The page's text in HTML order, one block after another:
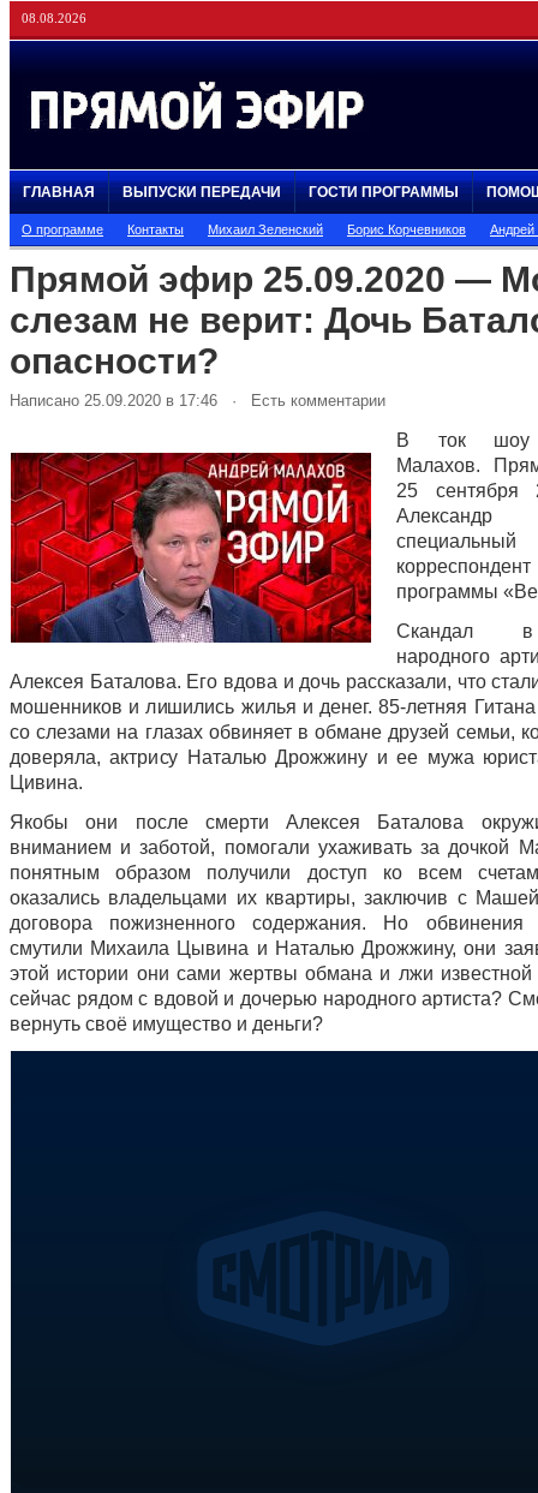
08.08.2026
ГЛАВНАЯ ВЫПУСКИ ПЕРЕДАЧИ ГОСТИ ПРОГРАММЫ
О программе Контакты Михаил Зеленский Борис Корчевников
Прямой эфир 25.09.2020 —
слезам не верит: Дочь
опасности?
Написано 25.09.2020 в 17:46 · Есть комментарии
В ток шоу
Малахов.
25 сентября
Александр
специальный
корреспондент
программы
Скандал
народного
Алексея Баталова. Его вдова и дочь рассказали, что
мошенников и лишились жилья и денег. 85-летняя
со слезами на глазах обвиняет в обмане друзей семьи,
доверяла, актрису Наталью Дрожжину и ее мужа
Цивина.
Якобы они после смерти Алексея Баталова
вниманием и заботой, помогали ухаживать за дочкой
понятным образом получили доступ ко всем
оказались владельцами их квартиры, заключив с
договора пожизненного содержания. Но
смутили Михаила Цывина и Наталью Дрожжину, они
этой истории они сами жертвы обмана и лжи известной
сейчас рядом с вдовой и дочерью народного артиста?
вернуть своё имущество и деньги?